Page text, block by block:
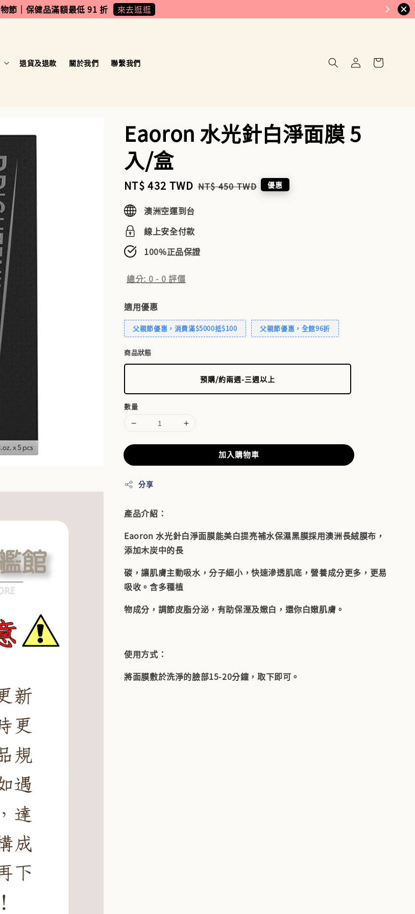
節｜保健品滿額最低 91 折 來去逛逛
退貨及退款 關於我們 聯繫我們
Eaoron 水光針白淨面膜 5
入/盒
Sale
price
NT$ 432 TWD Regular
NT$ 450 TWD 優惠
澳洲空運到台
線上安全付款
100%正品保證
總分: 0 - 0 評價
適用優惠
父親節優惠，消費滿$5000抵$100 父親節優惠，全館96折
商品狀態
預購/約兩週-三週以上
數量
加入購物車
分享
產品介紹：
Eaoron 水光針白淨面膜能美白提亮補水保濕黑膜採用澳洲長絨膜布，
添加木炭中的長
碳，讓肌膚主動吸水，分子細小，快速滲透肌底，營養成分更多，更易
吸收。含多種植
物成分，調節皮脂分泌，有助保溼及嫩白，還你白嫩肌膚。
使用方式：
將面膜敷於洗淨的臉部15-20分鐘，取下即可。